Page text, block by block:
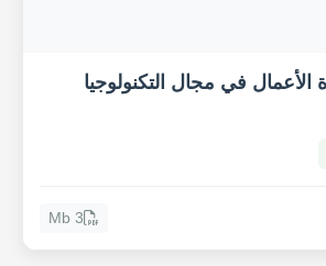
الأعمال في مجال التكنولوجيا
3 Mb